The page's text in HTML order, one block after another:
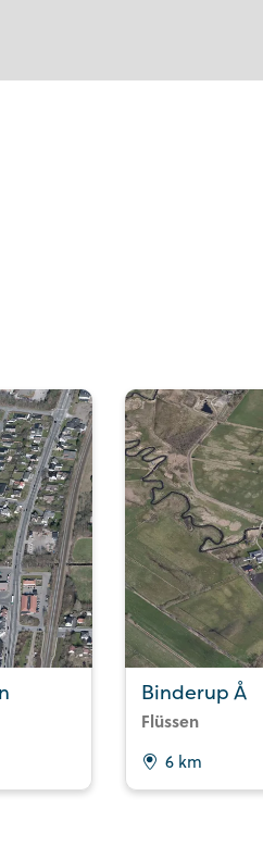
Binderup Å
Flüssen
6 km